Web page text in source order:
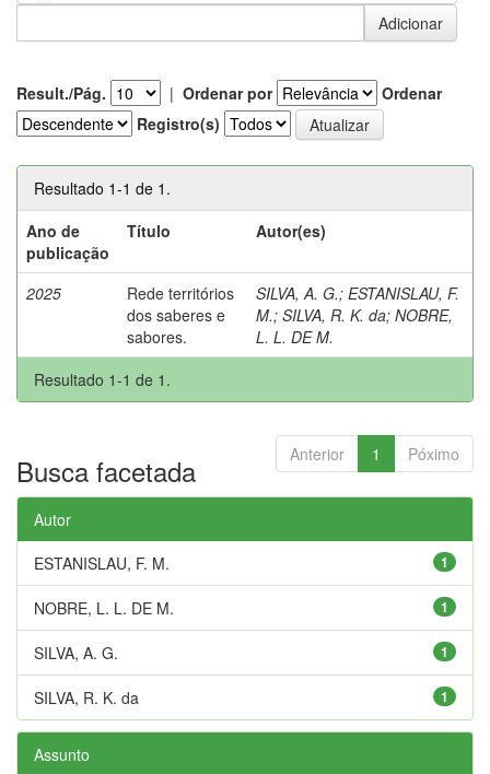
Result./Pág. | Ordenar por
Ordenar
Registro(s)
Resultado 1-1 de 1.
Ano de
publicação
Título Autor(es)
2025
Rede territórios
dos saberes e
sabores.
SILVA, A. G.; ESTANISLAU, F.
M.; SILVA, R. K. da; NOBRE,
L. L. DE M.
Resultado 1-1 de 1.
Anterior 1 Póximo
Busca facetada
Autor
1
ESTANISLAU, F. M.
1
NOBRE, L. L. DE M.
1
SILVA, A. G.
1
SILVA, R. K. da
Assunto